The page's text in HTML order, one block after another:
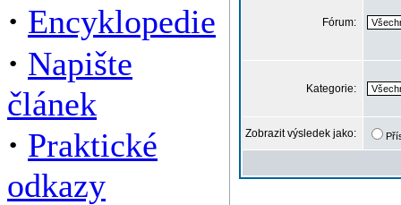
· Encyklopedie
· Napište
článek
· Praktické
odkazy
Fórum:
Kategorie:
Zobrazit výsledek jako: